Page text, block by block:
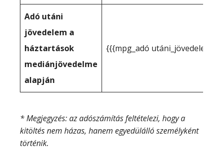
Adó utáni
jövedelem a
háztartások
mediánjövedelme
alapján
{{{mpg_adó
* Megjegyzés: az adószámítás feltételezi, hogy a
kitöltés nem házas, hanem egyedülálló személyként
történik.